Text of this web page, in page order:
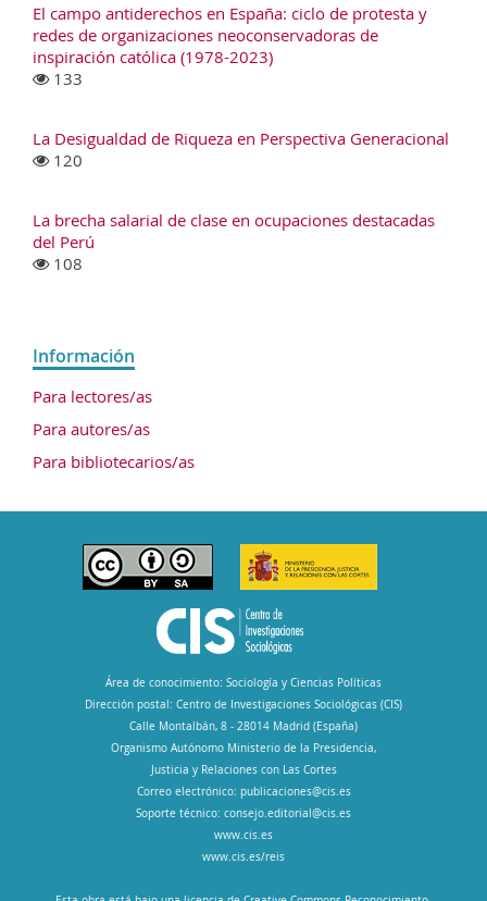
El campo antiderechos en España: ciclo de protesta y
redes de organizaciones neoconservadoras de
inspiración católica (1978-2023)
133
La Desigualdad de Riqueza en Perspectiva Generacional
120
La brecha salarial de clase en ocupaciones destacadas
del Perú
108
Información
Para lectores/as
Para autores/as
Para bibliotecarios/as
Área de conocimiento: Sociología y Ciencias Políticas
Dirección postal: Centro de Investigaciones Sociológicas (CIS)
Calle Montalbán, 8 - 28014 Madrid (España)
Organismo Autónomo Ministerio de la Presidencia,
Justicia y Relaciones con Las Cortes
Correo electrónico: publicaciones@cis.es
Soporte técnico: consejo.editorial@cis.es
www.cis.es
www.cis.es/reis